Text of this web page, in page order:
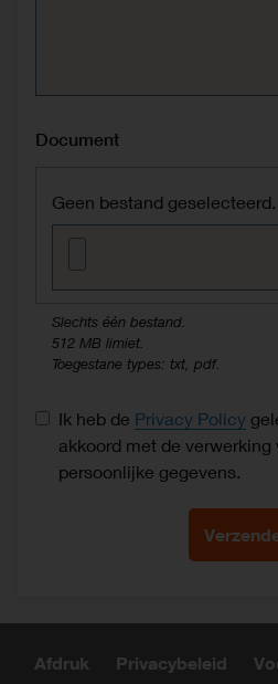
Document
Geen bestand geselecteerd.
Slechts één bestand.
512 MB limiet.
Toegestane types: txt, pdf.
Data protection consent
Ik heb de Privacy Policy
akkoord met de verwerking
persoonlijke gegevens.
Afdruk Privacybeleid